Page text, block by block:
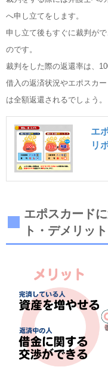
へ申し立てをします。
申し立て後もすぐに裁判が
のです。
裁判をした際の返還率は、
借入の返済状況やエポスカ
は全額返還されるでしょう。
エ
リ
エポスカード
ト・デメリット